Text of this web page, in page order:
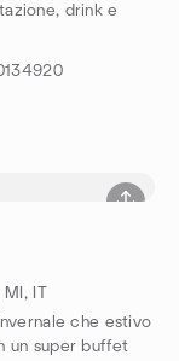
drink e
IT
che estivo
un super buffet